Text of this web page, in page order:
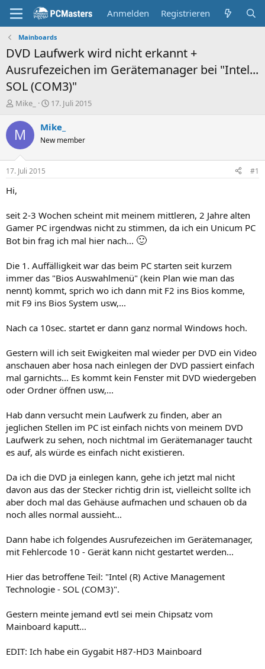
Anmelden Registrieren
Mainboards
DVD Laufwerk wird nicht erkannt +
Ausrufezeichen im Gerätemanager bei "Intel...
SOL (COM3)"
E
s
t
e
Mike_
E
s
e
t
17. Juli 2015
M Mike_
New member
17. Juli 2015 #1
Hi,
seit 2-3 Wochen scheint mit meinem mittleren, 2 Jahre alten
Gamer PC irgendwas nicht zu stimmen, da ich ein Unicum PC
Bot bin frag ich mal hier nach... 🙂
Die 1. Auffälligkeit war das beim PC starten seit kurzem
immer das "Bios Auswahlmenü" (kein Plan wie man das
nennt) kommt, sprich wo ich dann mit F2 ins Bios komme,
mit F9 ins Bios System usw,...
Nach ca 10sec. startet er dann ganz normal Windows hoch.
Gestern will ich seit Ewigkeiten mal wieder per DVD ein Video
anschauen aber hosa nach einlegen der DVD passiert einfach
mal garnichts... Es kommt kein Fenster mit DVD wiedergeben
oder Ordner öffnen usw,...
Hab dann versucht mein Laufwerk zu finden, aber an
jeglichen Stellen im PC ist einfach nichts von meinem DVD
Laufwerk zu sehen, noch nichtmal im Gerätemanager taucht
es auf, als würde es einfach nicht existieren.
Da ich die DVD ja einlegen kann, gehe ich jetzt mal nicht
davon aus das der Stecker richtig drin ist, vielleicht sollte ich
aber doch mal das Gehäuse aufmachen und schauen ob da
noch alles normal aussieht...
Dann habe ich folgendes Ausrufezeichen im Gerätemanager,
mit Fehlercode 10 - Gerät kann nicht gestartet werden...
Hier das betroffene Teil: "Intel (R) Active Management
Technologie - SOL (COM3)".
Gestern meinte jemand evtl sei mein Chipsatz vom
Mainboard kaputt...
EDIT: Ich habe ein Gygabit H87-HD3 Mainboard